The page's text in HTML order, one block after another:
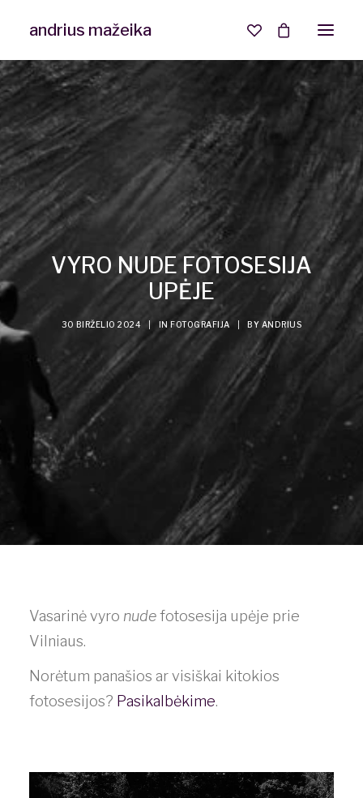
andrius mažeika
Interjero ir NT fotografija
Asmeninė fotosesija
VYRO NUDE FOTOSESIJA
UPĖJE
30 BIRŽELIO 2024 IN FOTOGRAFIJA BY ANDRIUS
Vasarinė vyro nudefotosesija upėje prie
Vilniaus.
Norėtum panašios ar visiškai kitokios
fotosesijos? Pasikalbėkime.